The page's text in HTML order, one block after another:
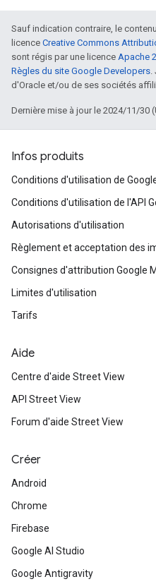
Sauf indication contraire, le
licence Creative Commons
sont régis par une licence Apache
Règles du site Google Developers.
d'Oracle et/ou de ses sociétés
Dernière mise à jour le 2024/11/30
Infos produits
Conditions d'utilisation de
Conditions d'utilisation de l'API
Autorisations d'utilisation
Règlement et acceptation des
Consignes d'attribution Google
Limites d'utilisation
Tarifs
Aide
Centre d'aide Street View
API Street View
Forum d'aide Street View
Créer
Android
Chrome
Firebase
Google AI Studio
Google Antigravity